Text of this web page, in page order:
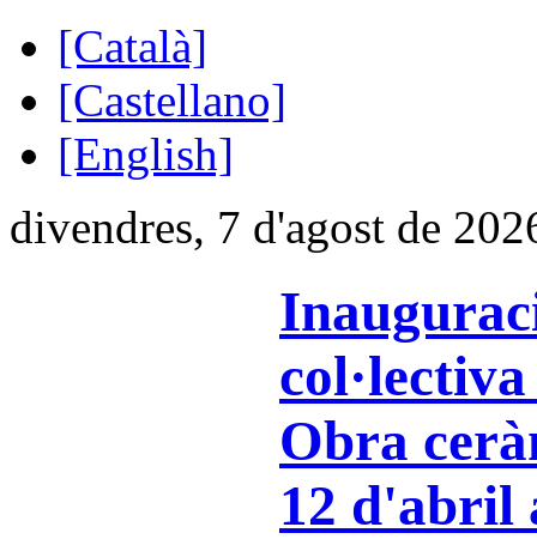
[Català]
[Castellano]
[English]
divendres, 7 d'agost de
Obra
12 d'abril